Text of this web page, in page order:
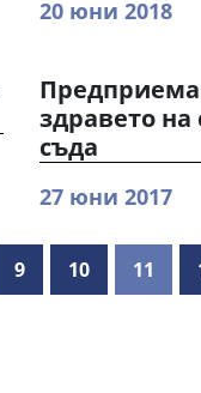
20 юни 2018
здравето
съда
27 юни 2017
9 10 11